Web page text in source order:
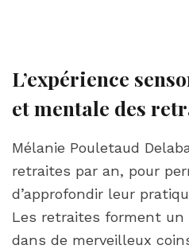
L’expérience
et mentale des
Mélanie Pouletaud
retraites par an, pour
d’approfondir leur
Les retraites forment un
dans de merveilleux